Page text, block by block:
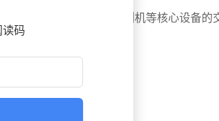
扩张受制于极紫外光刻机等核心设备的
读码